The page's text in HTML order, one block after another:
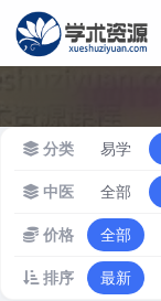
分类 易学
中医 全部
价格 全部
排序 最新